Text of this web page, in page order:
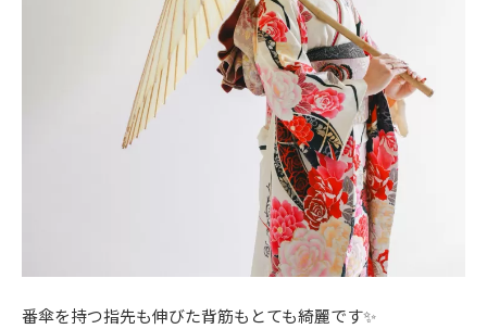
番傘を持つ指先も伸びた背筋もとても綺麗です✨